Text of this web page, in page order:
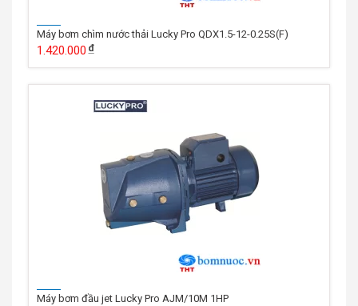
Máy bơm chìm nước thải Lucky Pro QDX1.5-12-0.25S(F)
1.420.000
Máy bơm đầu jet Lucky Pro AJM/10M 1HP